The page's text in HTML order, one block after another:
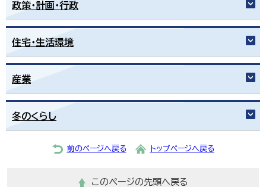
政策・計画・行政
住宅・生活環境
産業
冬のくらし
前のページへ戻る トップページへ戻る
このページの先頭へ戻る